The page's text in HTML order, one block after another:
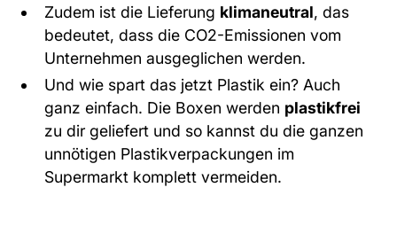
Zudem ist die Lieferung klimaneutral, das
bedeutet, dass die CO2-Emissionen vom
Unternehmen ausgeglichen werden.
Und wie spart das jetzt Plastik ein? Auch
ganz einfach. Die Boxen werden plastikfrei
zu dir geliefert und so kannst du die ganzen
unnötigen Plastikverpackungen im
Supermarkt komplett vermeiden.